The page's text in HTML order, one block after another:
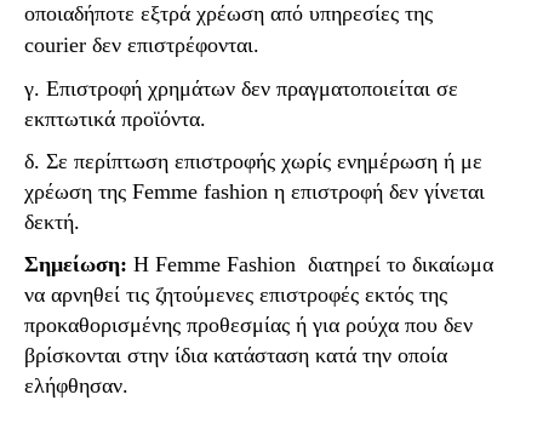
οποιαδήποτε εξτρά χρέωση από υπηρεσίες της
courier δεν επιστρέφονται.
γ. Επιστροφή χρημάτων δεν πραγματοποιείται σε
εκπτωτικά προϊόντα.
δ. Σε περίπτωση επιστροφής χωρίς ενημέρωση ή με
χρέωση της Femme fashion η επιστροφή δεν γίνεται
δεκτή.
Σημείωση: Η Femme Fashion διατηρεί το δικαίωμα
να αρνηθεί τις ζητούμενες επιστροφές εκτός της
προκαθορισμένης προθεσμίας ή για ρούχα που δεν
βρίσκονται στην ίδια κατάσταση κατά την οποία
ελήφθησαν.